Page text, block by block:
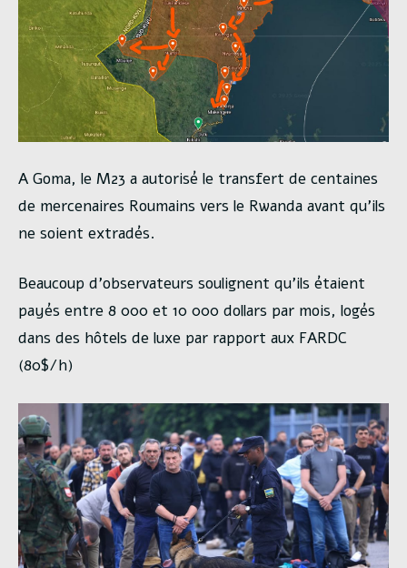
A Goma, le M23 a autorisé le transfert de centaines
de mercenaires Roumains vers le Rwanda avant qu’ils
ne soient extradés.
Beaucoup d’observateurs soulignent qu’ils étaient
payés entre 8 000 et 10 000 dollars par mois, logés
dans des hôtels de luxe par rapport aux FARDC
(80$/h)